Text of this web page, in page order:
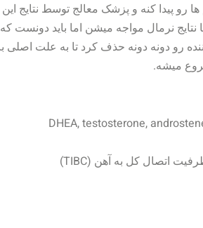
رو پیدا کنه و پزشک معالج توسط نتایج
نرمال مواجه میشن اما باید دونست که
رو دونه دونه حذف کرد تا به علت اصلی
میشه.